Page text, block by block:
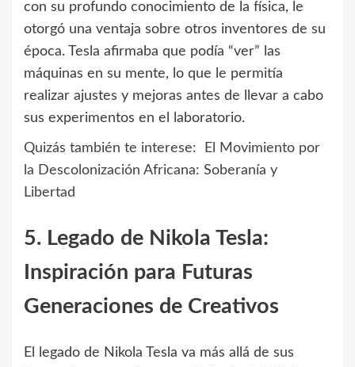
con su profundo conocimiento de la física, le
otorgó una ventaja sobre otros inventores de su
época. Tesla afirmaba que podía “ver” las
máquinas en su mente, lo que le permitía
realizar ajustes y mejoras antes de llevar a cabo
sus experimentos en el laboratorio.
Quizás también te interese:
El Movimiento por
la Descolonización Africana: Soberanía y
Libertad
5. Legado de Nikola Tesla:
Inspiración para Futuras
Generaciones de Creativos
El legado de Nikola Tesla va más allá de sus